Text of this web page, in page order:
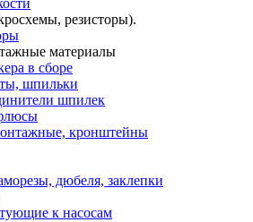
резисторы).
материалы
в сборе
шпильки
шпилек
кронштейны
дюбеля, заклепки
к насосам